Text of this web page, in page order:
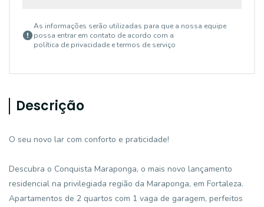
As informações serão utilizadas para que a nossa equipe
possa entrar em contato de acordo com a
política de privacidade e termos de serviço
Descrição
O seu novo lar com conforto e praticidade!
Descubra o Conquista Maraponga, o mais novo lançamento
residencial na privilegiada região da Maraponga, em Fortaleza.
Apartamentos de 2 quartos com 1 vaga de garagem, perfeitos